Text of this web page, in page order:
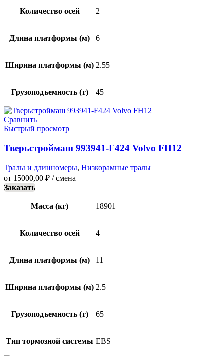
Количество осей 2
Длина платформы (м) 6
Ширина платформы (м) 2.55
Грузоподъемность (т) 45
Сравнить
Быстрый просмотр
Тверьстроймаш 993941-F424 Volvo FH12
Тралы и длинномеры, Низкорамные тралы
от 15000,00 ₽ / смена
Заказать
Масса (кг) 18901
Количество осей 4
Длина платформы (м) 11
Ширина платформы (м) 2.5
Грузоподъемность (т) 65
Тип тормозной системы EBS